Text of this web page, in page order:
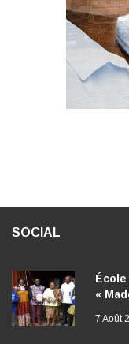
SOCIAL
«
7 Août